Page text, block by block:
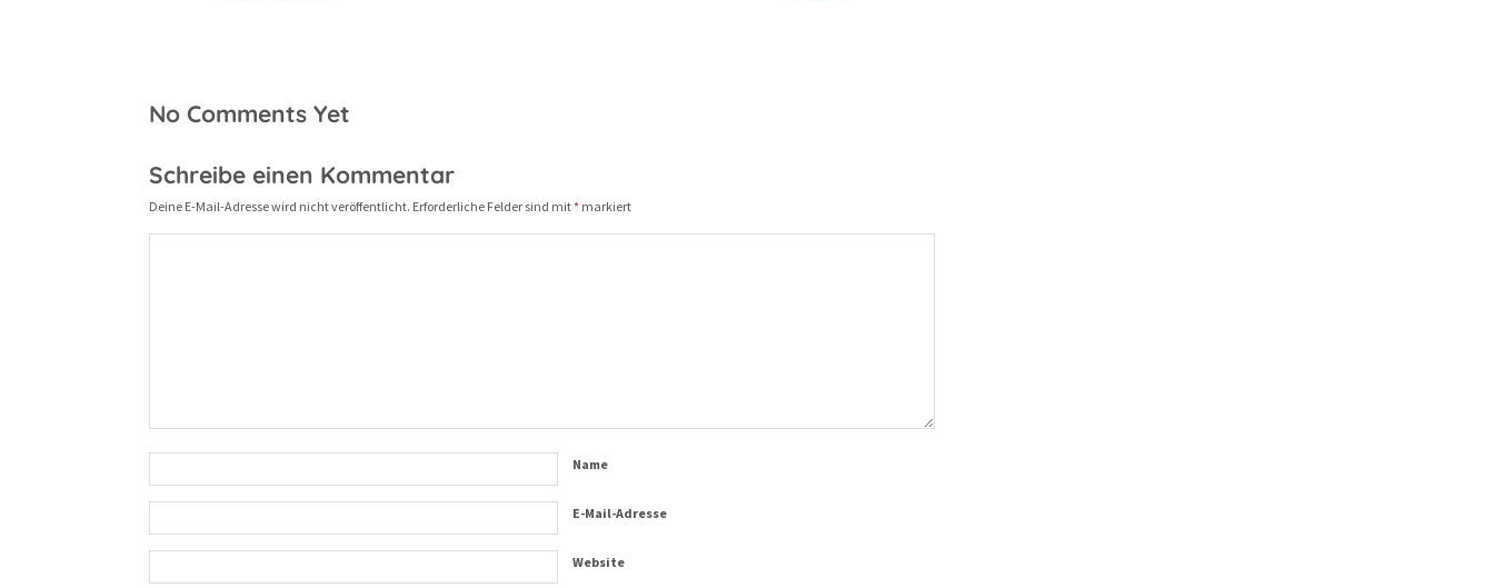
No Comments Yet
Schreibe einen Kommentar
Deine E-Mail-Adresse wird nicht veröffentlicht. Erforderliche Felder sind mit* markiert
Name
E-Mail-Adresse
Website